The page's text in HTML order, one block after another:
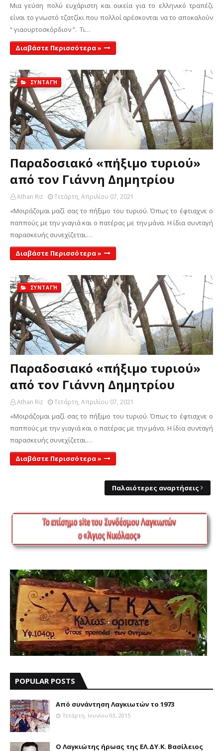
Μια γεύση πολύ ευχάριστη και οικεία για το ελληνικό τραπέζι
είναι το γνωστό τζατζίκι που πολλοί αρέσκονται να το αποκαλούν
“ γιαουρτοσκόρδιον ”. Τι…
Διαβάστε Περισσότερα »
ΣΥΝΤΑΓΉ
Παραδοσιακό «πήξιμο τυριού»
από τον Γιάννη Δημητρίου
Athan Riz Τετάρτη, Απριλίου 07, 2021
«Μοιράζομαι μαζί σας το πήξιμο του τυριού. Όπως το έφτιαχνε ο
παππούς με την γιαγιά και ο πατέρας με την μάνα. Η ίδια συνταγή
παρασκευής συνεχίζεται.…
Διαβάστε Περισσότερα »
ΣΥΝΤΑΓΉ
Παραδοσιακό «πήξιμο τυριού»
από τον Γιάννη Δημητρίου
Athan Riz Τετάρτη, Απριλίου 07, 2021
«Μοιράζομαι μαζί σας το πήξιμο του τυριού. Όπως το έφτιαχνε ο
παππούς με την γιαγιά και ο πατέρας με την μάνα. Η ίδια συνταγή
παρασκευής συνεχίζεται.…
Διαβάστε Περισσότερα »
Παλαιότερες αναρτήσεις
POPULAR POSTS
Aπό συνάντηση Λαγκιωτών το 1973
Τετάρτη, Ιουνίου 03, 2015
Ο Λαγκιώτης ήρωας της ΕΛ.ΔΥ.Κ. Βασίλειος